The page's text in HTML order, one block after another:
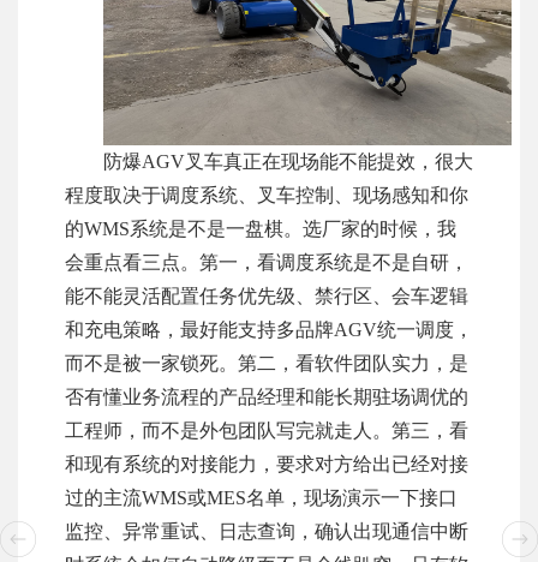
防爆AGV叉车真正在现场能不能提效，很大
程度取决于调度系统、叉车控制、现场感知和你
的WMS系统是不是一盘棋。选厂家的时候，我
会重点看三点。第一，看调度系统是不是自研，
能不能灵活配置任务优先级、禁行区、会车逻辑
和充电策略，最好能支持多品牌AGV统一调度，
而不是被一家锁死。第二，看软件团队实力，是
否有懂业务流程的产品经理和能长期驻场调优的
工程师，而不是外包团队写完就走人。第三，看
和现有系统的对接能力，要求对方给出已经对接
过的主流WMS或MES名单，现场演示一下接口
监控、异常重试、日志查询，确认出现通信中断